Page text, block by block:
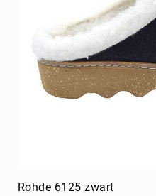
Rohde 6125 zwart